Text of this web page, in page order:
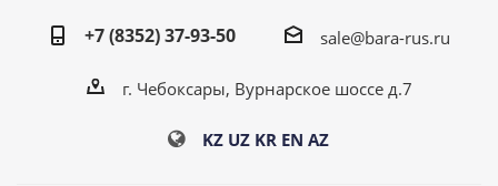
+7 (8352) 37-93-50
sale@bara-rus.ru
г. Чебоксары, Вурнарское шоссе д.7
KZ UZ KR EN AZ